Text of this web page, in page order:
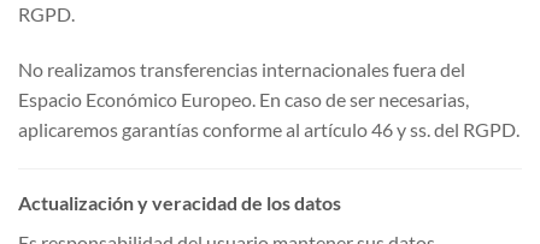
RGPD.
No realizamos transferencias internacionales fuera del
Espacio Económico Europeo. En caso de ser necesarias,
aplicaremos garantías conforme al artículo 46 y ss. del RGPD.
Actualización y veracidad de los datos